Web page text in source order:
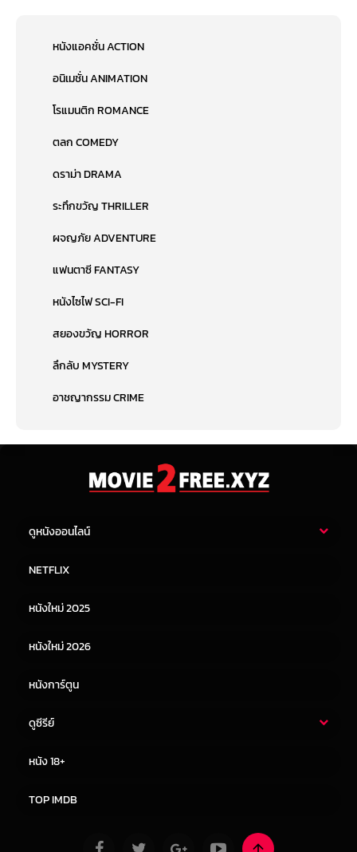
หนังแอคชั่น ACTION
อนิเมชั่น ANIMATION
โรแมนติก ROMANCE
ตลก COMEDY
ดราม่า DRAMA
ระทึกขวัญ THRILLER
ผจญภัย ADVENTURE
แฟนตาซี FANTASY
หนังไซไฟ SCI-FI
สยองขวัญ HORROR
ลึกลับ MYSTERY
อาชญากรรม CRIME
ดูหนังออนไลน์
หนังจีน
NETFLIX
หนังใหม่ 2025
หนังใหม่ 2026
หนังการ์ตูน
ดูซีรีย์
หนัง 18+
TOP IMDB